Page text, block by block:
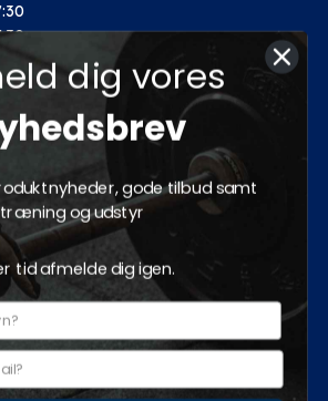
dig vores
gode tilbud samt
og udstyr
tid afmelde dig igen.